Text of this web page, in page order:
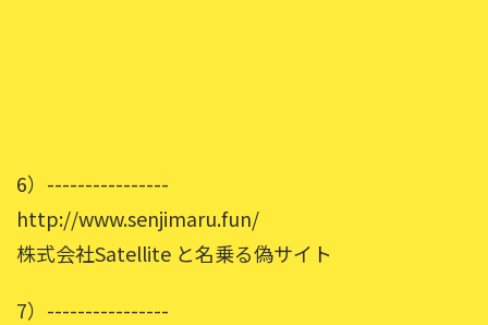
6）----------------
http://www.senjimaru.fun/
株式会社Satellite と名乗る偽サイト
7）----------------